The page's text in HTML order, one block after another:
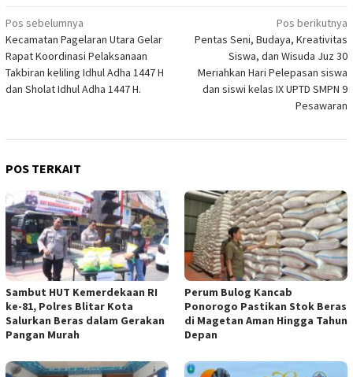
Navigasi
pos
Pos sebelumnya
Kecamatan Pagelaran Utara Gelar
Rapat Koordinasi Pelaksanaan
Takbiran keliling Idhul Adha 1447 H
dan Sholat Idhul Adha 1447 H.
Pos berikutnya
Pentas Seni, Budaya, Kreativitas
Siswa, dan Wisuda Juz 30
Meriahkan Hari Pelepasan siswa
dan siswi kelas IX UPTD SMPN 9
Pesawaran
POS TERKAIT
Sambut HUT Kemerdekaan RI
ke-81, Polres Blitar Kota
Salurkan Beras dalam Gerakan
Pangan Murah
Perum Bulog Kancab
Ponorogo Pastikan Stok Beras
di Magetan Aman Hingga Tahun
Depan